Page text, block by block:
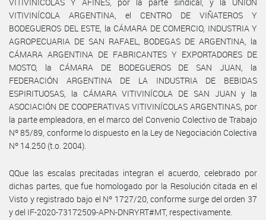
VITIVINÍCOLA ARGENTINA, el CENTRO DE VIÑATEROS Y
BODEGUEROS DEL ESTE, la CÁMARA DE COMERCIO, INDUSTRIA Y
AGROPECUARIA DE SAN RAFAEL, BODEGAS DE ARGENTINA, la
CÁMARA ARGENTINA DE FABRICANTES Y EXPORTADORES DE
MOSTO, la CÁMARA DE BODEGUEROS DE SAN JUAN, la
FEDERACIÓN ARGENTINA DE LA INDUSTRIA DE BEBIDAS
ESPIRITUOSAS, la CÁMARA VITIVINÍCOLA DE SAN JUAN y la
ASOCIACIÓN DE COOPERATIVAS VITIVINÍCOLAS ARGENTINAS, por
la parte empleadora, en el marco del Convenio Colectivo de Trabajo
Nº 85/89, conforme lo dispuesto en la Ley de Negociación Colectiva
Nº 14.250 (t.o. 2004).
QQue las escalas precitadas integran el acuerdo, celebrado por
dichas partes, que fue homologado por la Resolución citada en el
Visto y registrado bajo el Nº 1727/20, conforme surge del orden 37
y del IF-2020-73172509-APN-DNRYRT#MT, respectivamente.